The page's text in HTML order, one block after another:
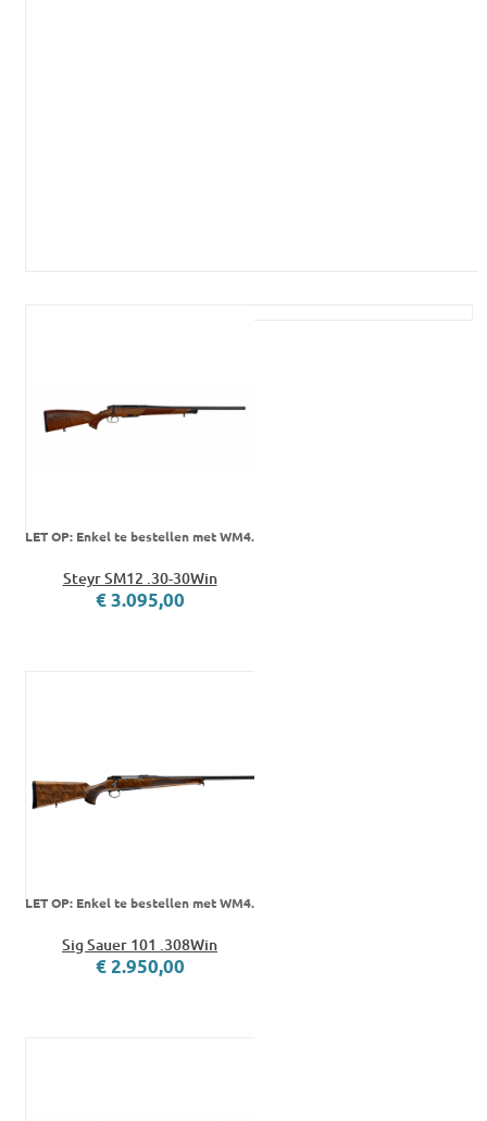
Steyr SM12 .30-30Win
€ 3.095,00
LET OP: Enkel te bestellen met WM4.
Sig Sauer 101 .308Win
€ 2.950,00
LET OP: Enkel te bestellen met WM4.